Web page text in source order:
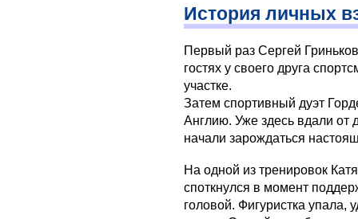
История личных
Первый раз Сергей
гостях у своего друга
участке.
Затем спортивный дуэт
Англию. Уже здесь вдали от
начали зарождаться
На одной из тренировок
споткнулся в момент
головой. Фигуристка упала,